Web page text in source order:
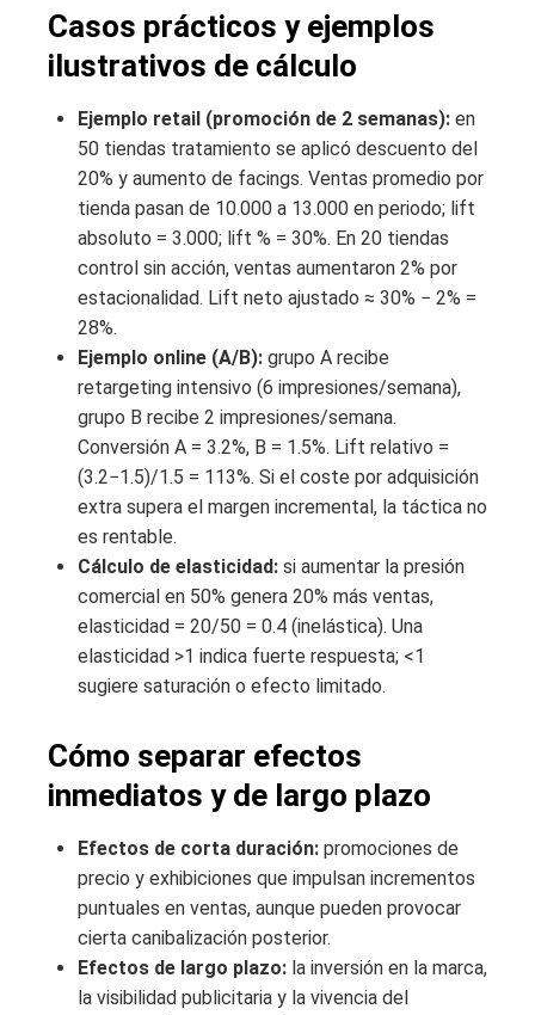
Casos prácticos y ejemplos
ilustrativos de cálculo
Ejemplo retail (promoción de 2 semanas): en
50 tiendas tratamiento se aplicó descuento del
20% y aumento de facings. Ventas promedio por
tienda pasan de 10.000 a 13.000 en periodo; lift
absoluto = 3.000; lift % = 30%. En 20 tiendas
control sin acción, ventas aumentaron 2% por
estacionalidad. Lift neto ajustado ≈ 30% − 2% =
28%.
Ejemplo online (A/B): grupo A recibe
retargeting intensivo (6 impresiones/semana),
grupo B recibe 2 impresiones/semana.
Conversión A = 3.2%, B = 1.5%. Lift relativo =
(3.2−1.5)/1.5 = 113%. Si el coste por adquisición
extra supera el margen incremental, la táctica no
es rentable.
Cálculo de elasticidad: si aumentar la presión
comercial en 50% genera 20% más ventas,
elasticidad = 20/50 = 0.4 (inelástica). Una
elasticidad >1 indica fuerte respuesta; <1
sugiere saturación o efecto limitado.
Cómo separar efectos
inmediatos y de largo plazo
Efectos de corta duración: promociones de
precio y exhibiciones que impulsan incrementos
puntuales en ventas, aunque pueden provocar
cierta canibalización posterior.
Efectos de largo plazo: la inversión en la marca,
la visibilidad publicitaria y la vivencia del